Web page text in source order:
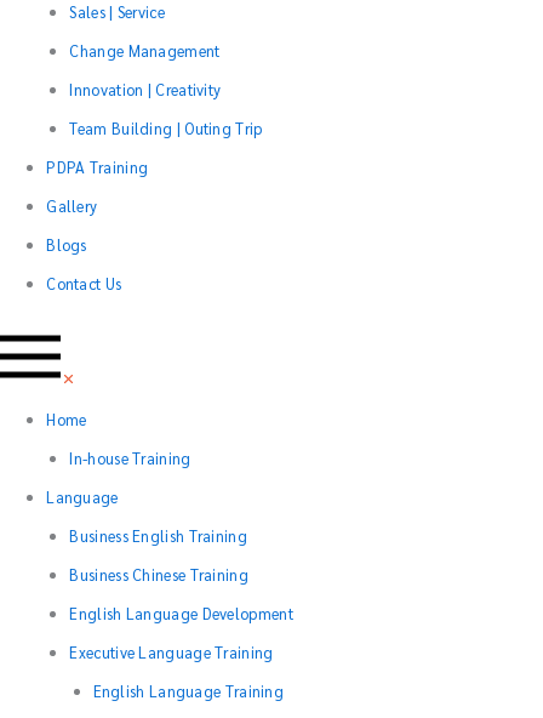
Sales | Service
Change Management
Innovation | Creativity
Team Building | Outing Trip
PDPA Training
Gallery
Blogs
Contact Us
Home
In-house Training
Language
Business English Training
Business Chinese Training
English Language Development
Executive Language Training
English Language Training